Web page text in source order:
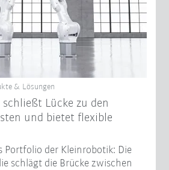
& Lösungen
schließt Lücke zu den
und bietet flexible
Portfolio der Kleinrobotik: Die
schlägt die Brücke zwischen